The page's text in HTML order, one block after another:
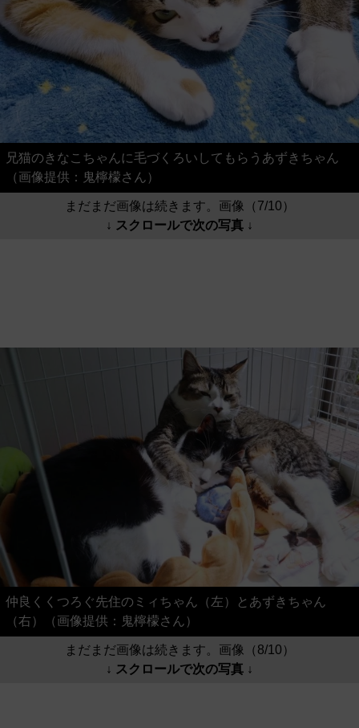
兄猫のきなこちゃんに毛づくろいしてもらうあずきちゃん
（画像提供：鬼檸檬さん）
まだまだ画像は続きます。画像（7/10）
↓ スクロールで次の写真 ↓
仲良くくつろぐ先住のミィちゃん（左）とあずきちゃん
（右）（画像提供：鬼檸檬さん）
まだまだ画像は続きます。画像（8/10）
↓ スクロールで次の写真 ↓